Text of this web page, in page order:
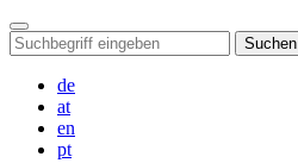
Suchen
de
at
en
pt